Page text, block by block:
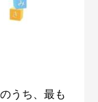
うち、最も